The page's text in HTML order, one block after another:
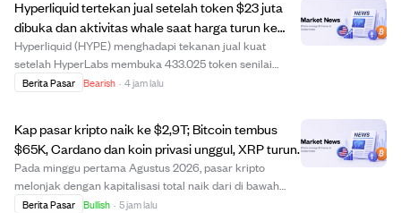
Hyperliquid tertekan jual setelah token $23 juta
dibuka dan aktivitas whale saat harga turun ke
$54
Hyperliquid (HYPE) menghadapi tekanan jual kuat
setelah HyperLabs membuka 433.025 token senilai
$23,46 juta dan mulai menyetorkannya ke bursa,
Coinba...
Berita Pasar Bearish · 4 jam lalu
Kap pasar kripto naik ke $2,9T; Bitcoin tembus
$65K, Cardano dan koin privasi unggul, XRP turun.
Pada minggu pertama Agustus 2026, pasar kripto
melonjak dengan kapitalisasi total naik dari di bawah
$2,2 triliun menjadi $2,9 triliun. Bitcoin memimpin
Berita Pasar Bullish · 5 jam lalu